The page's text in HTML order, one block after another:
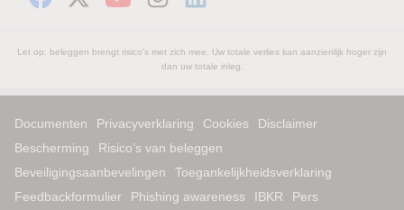
Let op: beleggen brengt risico's met zich mee. Uw totale verlies kan aanzienlijk hoger zijn
dan uw totale inleg.
Documenten Privacyverklaring Cookies
Disclaimer
Bescherming
Risico’s van beleggen
Beveiligingsaanbevelingen
Toegankelijkheidsverklaring
Feedbackformulier
Phishing awareness IBKR
Pers